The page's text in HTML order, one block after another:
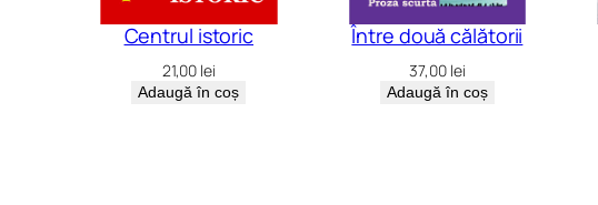
Centrul istoric
21,00 lei
Adaugă în coș
Între două călătorii
37,00 lei
Adaugă în coș